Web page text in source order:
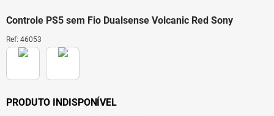
Controle PS5 sem Fio Dualsense Volcanic Red Sony
Ref: 46053